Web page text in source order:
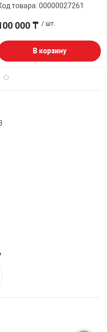
товара: 00000027261
000 ₸ / шт.
В корзину